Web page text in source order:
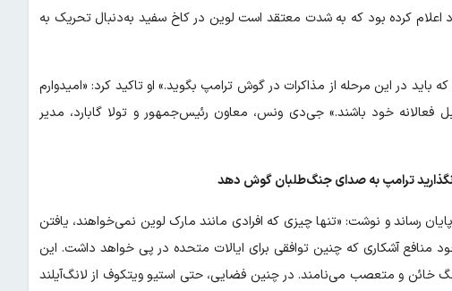
کرده بود که به شدت معتقد است لوین در کاخ سفید به‌دنبال تحریک به
در این مرحله از مذاکرات در گوش ترامپ بگوید.» او تاکید کرد: «امیدوارم
فعالانه خود باشند.» جی‌دی ونس، معاون رئیس‌جمهور و تولا گابارد، مدیر
ترامپ به صدای جنگ‌طلبان گوش دهد
رساند و نوشت: «تنها چیزی که افرادی مانند مارک لوین نمی‌خواهند، یافتن
منافع آشکاری که چنین توافقی برای ایالات متحده در پی خواهد داشت. این
خائن و متعصب می‌نامند. در چنین فضایی، حتی استیو ویتکوف از لانگ‌آیلند